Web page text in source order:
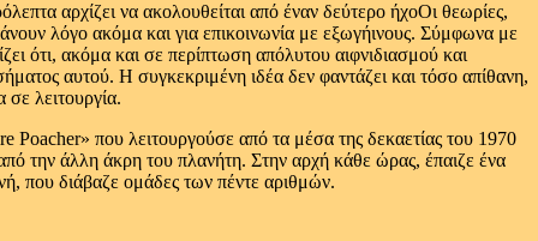
αρχίζει να ακολουθείται από έναν δεύτερο ήχοΟι θεωρίες,
λόγο ακόμα και για επικοινωνία με εξωγήινους. Σύμφωνα με
ότι, ακόμα και σε περίπτωση απόλυτου αιφνιδιασμού και
αυτού. Η συγκεκριμένη ιδέα δεν φαντάζει και τόσο απίθανη,
λειτουργία.
που λειτουργούσε από τα μέσα της δεκαετίας του 1970
την άλλη άκρη του πλανήτη. Στην αρχή κάθε ώρας, έπαιζε ένα
που διάβαζε ομάδες των πέντε αριθμών.